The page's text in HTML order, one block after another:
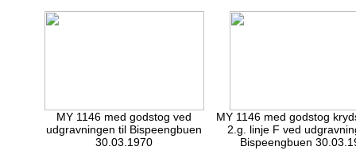
MY 1146 med godstog ved
udgravningen til Bispeengbuen
30.03.1970
MY 1146 med godstog
2.g. linje F ved
Bispeengbuen